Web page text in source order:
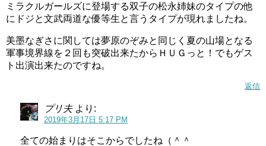
ミラクルガールズに登場する双子の松永姉妹のタイプの他
にドジと文武両道な優等生と言うタイプが現れましたね。
美墨なぎさに関しては夢原のぞみと同じく夏の山場となる
軍事境界線を２回も突破出来たからＨＵＧっと！でもゲス
ト出演出来たのですね。
返信
プリ夫 より:
2019年3月17日 5:17 PM
全ての始まりはそこからでしたね（＾＾